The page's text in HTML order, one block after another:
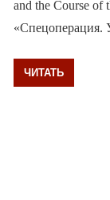
and the Course
«Спецоперация.
ЧИТАТЬ